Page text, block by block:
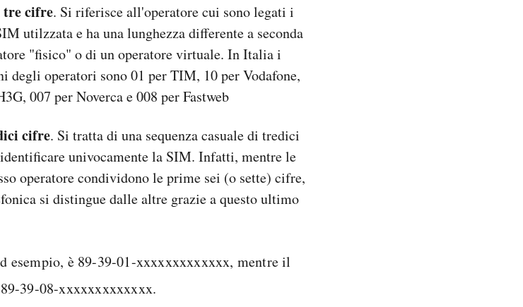
tre cifre. Si riferisce all'operatore cui sono legati i
utilzzata e ha una lunghezza differente a seconda
"fisico" o di un operatore virtuale. In Italia i
degli operatori sono 01 per TIM, 10 per Vodafone,
007 per Noverca e 008 per Fastweb
cifre. Si tratta di una sequenza casuale di tredici
univocamente la SIM. Infatti, mentre le
operatore condividono le prime sei (o sette) cifre,
si distingue dalle altre grazie a questo ultimo
esempio, è 89-39-01-xxxxxxxxxxxxx, mentre il
39-08-xxxxxxxxxxxxx.